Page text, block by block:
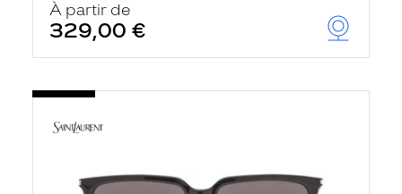
À partir de
329,00 €